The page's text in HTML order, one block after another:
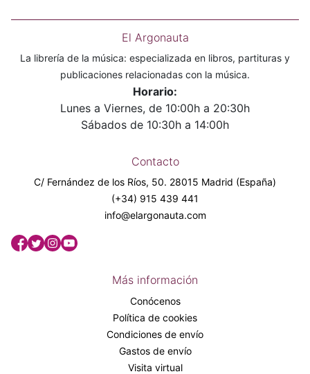
El Argonauta
La librería de la música: especializada en libros, partituras y
publicaciones relacionadas con la música.
Horario:
Lunes a Viernes, de 10:00h a 20:30h
Sábados de 10:30h a 14:00h
Contacto
C/ Fernández de los Ríos, 50. 28015 Madrid (España)
(+34) 915 439 441
info@elargonauta.com
Más información
Conócenos
Política de cookies
Condiciones de envío
Gastos de envío
Visita virtual